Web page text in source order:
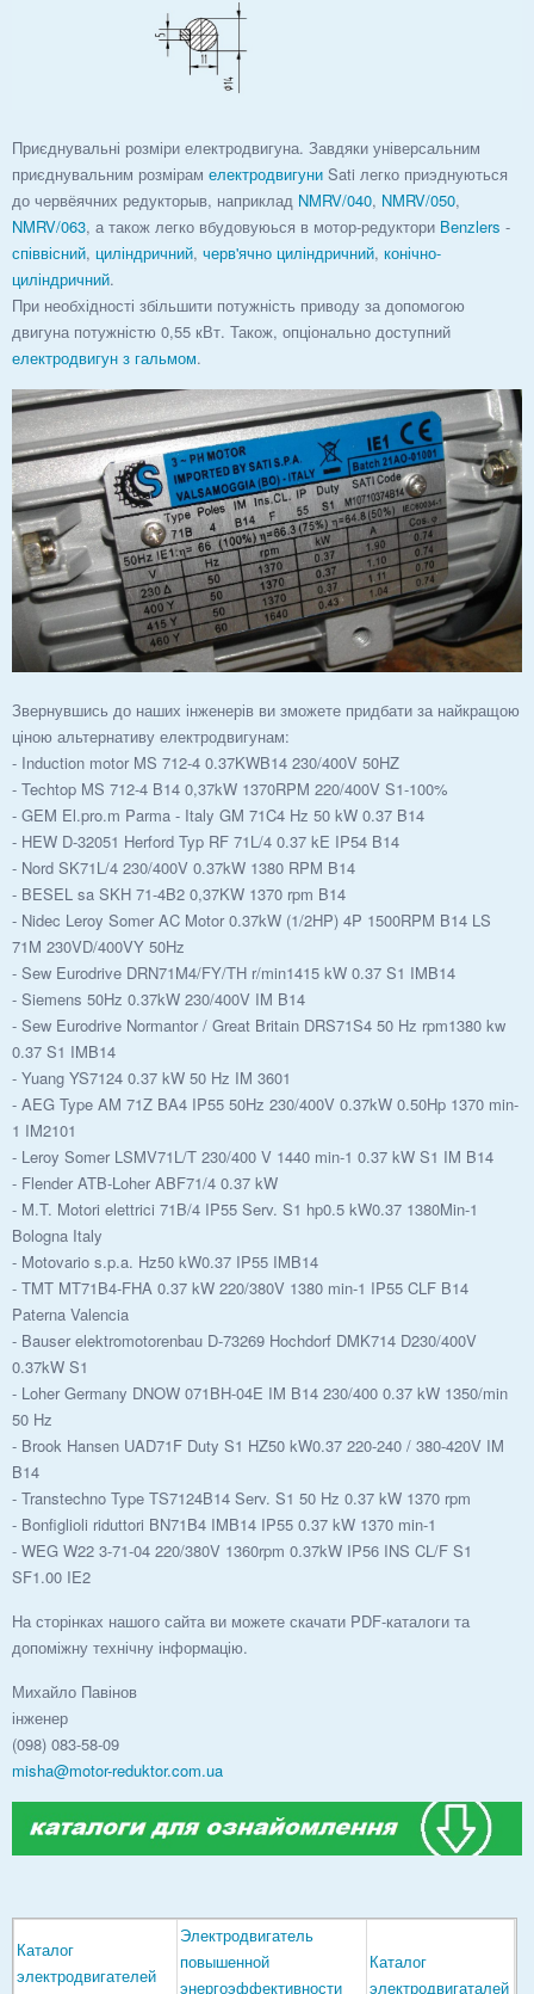
Приєднувальні розміри електродвигуна. Завдяки універсальним
приєднувальним розмірам електродвигуни Sati легко приэднуються
до червёячних редукторыв, наприклад NMRV/040, NMRV/050,
NMRV/063, а також легко вбудовуюься в мотор-редуктори Benzlers -
співвісний, циліндричний, черв'ячно циліндричний, конічно-
циліндричний.
При необхідності збільшити потужність приводу за допомогою
двигуна потужністю 0,55 кВт. Також, опціонально доступний
електродвигун з гальмом.
Звернувшись до наших інженерів ви зможете придбати за найкращою
ціною альтернативу електродвигунам:
- Induction motor MS 712-4 0.37KWB14 230/400V 50HZ
- Techtop MS 712-4 B14 0,37kW 1370RPM 220/400V S1-100%
- GEM El.pro.m Parma - Italy GM 71C4 Hz 50 kW 0.37 B14
- HEW D-32051 Herford Typ RF 71L/4 0.37 kE IP54 B14
- Nord SK71L/4 230/400V 0.37kW 1380 RPM B14
- BESEL sa SKH 71-4B2 0,37KW 1370 rpm B14
- Nidec Leroy Somer AC Motor 0.37kW (1/2HP) 4P 1500RPM B14 LS
71M 230VD/400VY 50Hz
- Sew Eurodrive DRN71M4/FY/TH r/min1415 kW 0.37 S1 IMB14
- Siemens 50Hz 0.37kW 230/400V IM B14
- Sew Eurodrive Normantor / Great Britain DRS71S4 50 Hz rpm1380 kw
0.37 S1 IMB14
- Yuang YS7124 0.37 kW 50 Hz IM 3601
- AEG Type AM 71Z BA4 IP55 50Hz 230/400V 0.37kW 0.50Hp 1370 min-
1 IM2101
- Leroy Somer LSMV71L/T 230/400 V 1440 min-1 0.37 kW S1 IM B14
- Flender ATB-Loher ABF71/4 0.37 kW
- M.T. Motori elettrici 71B/4 IP55 Serv. S1 hp0.5 kW0.37 1380Min-1
Bologna Italy
- Motovario s.p.a. Hz50 kW0.37 IP55 IMB14
- TMT MT71B4-FHA 0.37 kW 220/380V 1380 min-1 IP55 CLF B14
Paterna Valencia
- Bauser elektromotorenbau D-73269 Hochdorf DMK714 D230/400V
0.37kW S1
- Loher Germany DNOW 071BH-04E IM B14 230/400 0.37 kW 1350/min
50 Hz
- Brook Hansen UAD71F Duty S1 HZ50 kW0.37 220-240 / 380-420V IM
B14
- Transtechno Type TS7124B14 Serv. S1 50 Hz 0.37 kW 1370 rpm
- Bonfiglioli riduttori BN71B4 IMB14 IP55 0.37 kW 1370 min-1
- WEG W22 3-71-04 220/380V 1360rpm 0.37kW IP56 INS CL/F S1
SF1.00 IE2
На сторінках нашого сайта ви можете скачати PDF-каталоги та
допоміжну технічну інформацію.
Михайло Павінов
інженер
(098) 083-58-09
misha@motor-reduktor.com.ua
Каталог
электродвигателей
Электродвигатель
повышенной
энергоэффективности
Каталог
электродвигаталей